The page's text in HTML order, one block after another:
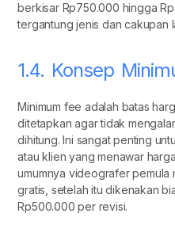
berkisar Rp750.000 hingga
tergantung jenis dan cakupan
1.4. Konsep
Minimum fee adalah batas
ditetapkan agar tidak
dihitung. Ini sangat penting
atau klien yang menawar
umumnya videografer pemula
gratis, setelah itu dikenakan
Rp500.000 per revisi.